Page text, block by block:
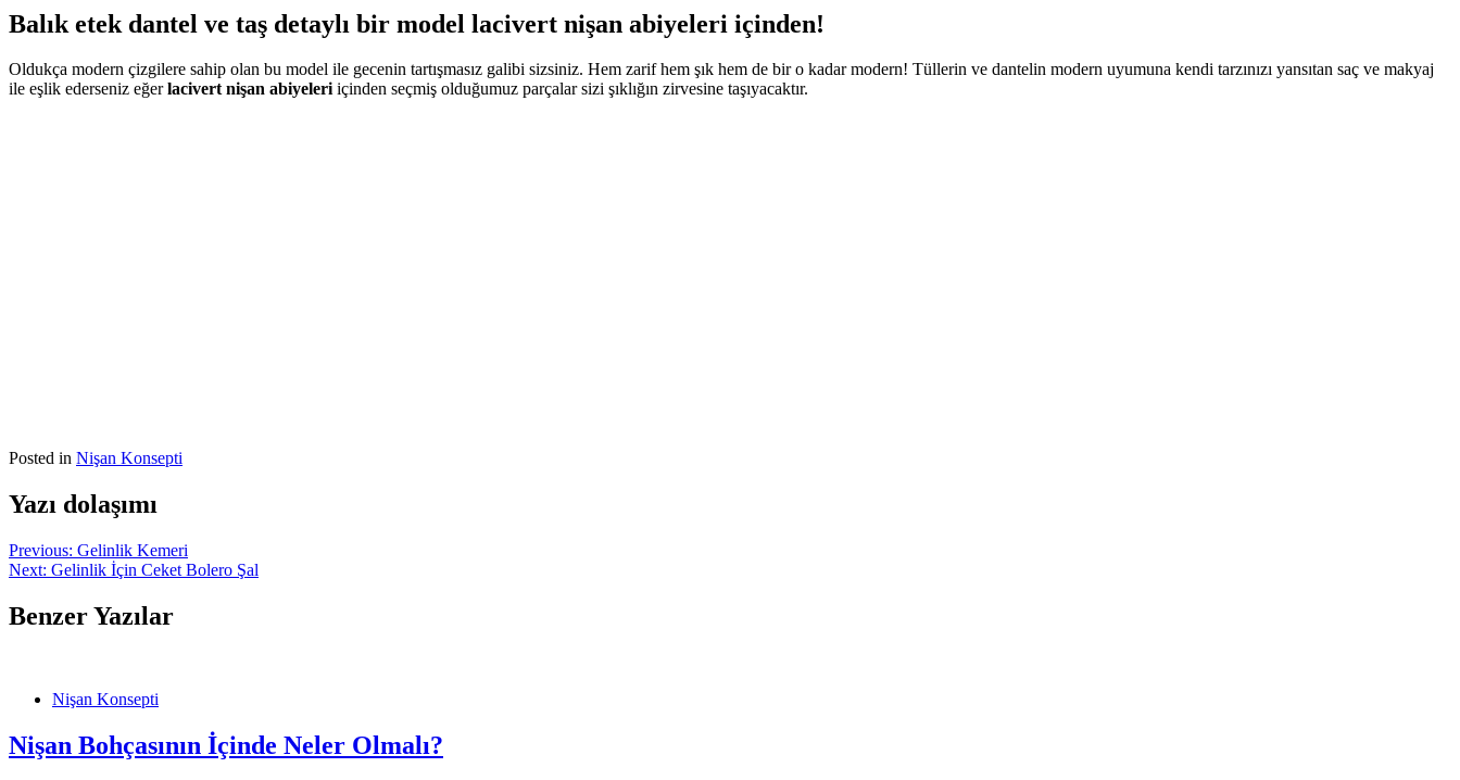
Balık etek dantel ve taş detaylı bir model lacivert nişan abiyeleri içinden!
Oldukça modern çizgilere sahip olan bu model ile gecenin tartışmasız galibi sizsiniz. Hem zarif hem şık hem de bir o kadar modern! Tüllerin ve dantelin modern uyumuna kendi tarzınızı yansıtan saç ve makyaj
ile eşlik ederseniz eğerlacivert nişan abiyeleriiçinden seçmiş olduğumuz parçalar sizi şıklığın zirvesine taşıyacaktır.
Posted in Nişan Konsepti
Yazı dolaşımı
Previous: Gelinlik Kemeri
Next: Gelinlik İçin Ceket Bolero Şal
Benzer Yazılar
Nişan Konsepti
Nişan Bohçasının İçinde Neler Olmalı?